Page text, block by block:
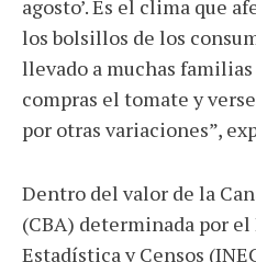
agosto’. Es el clima que
los bolsillos de los
llevado a muchas familias
compras el tomate y
por otras variaciones”,
Dentro del valor de la
(CBA) determinada por
Estadística y Censos